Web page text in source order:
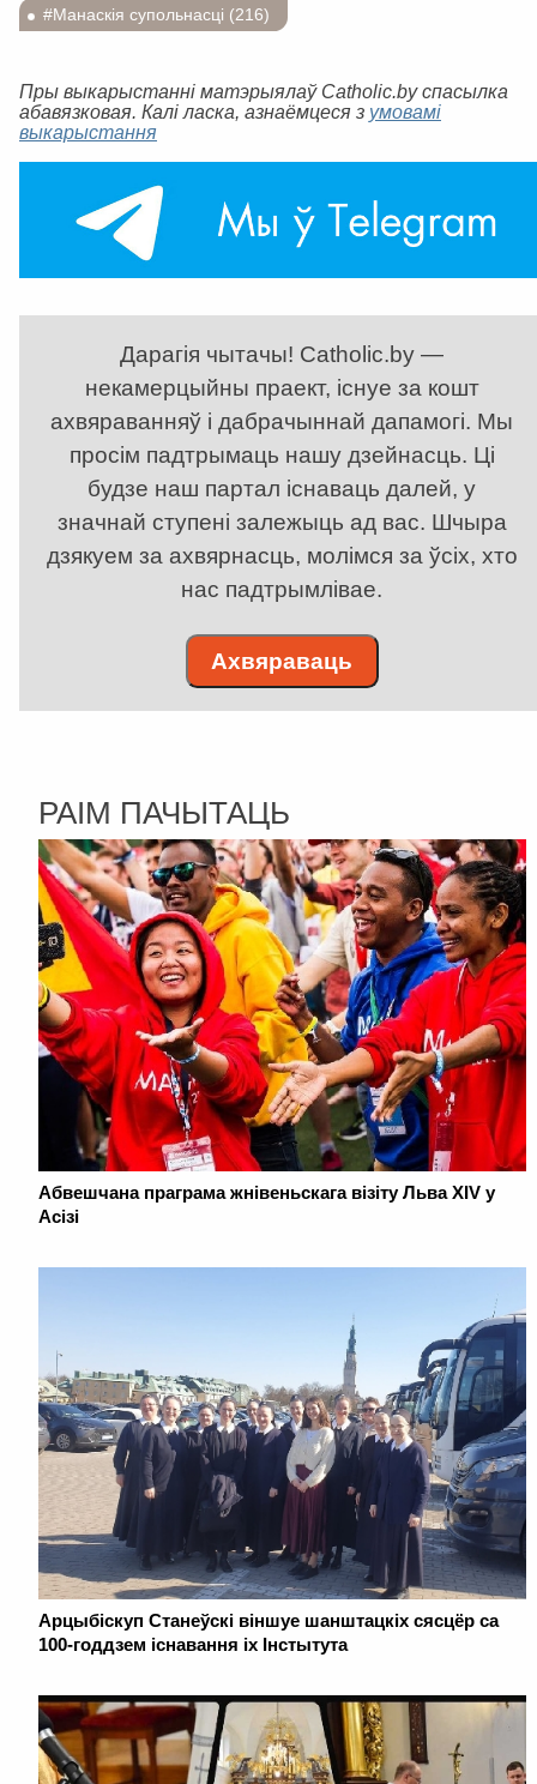
#Манаскія супольнасці (216)
Пры выкарыстанні матэрыялаў Catholic.by спасылка
абавязковая. Калі ласка, азнаёмцеся з умовамі
выкарыстання
Дарагія чытачы! Catholic.by —
некамерцыйны праект, існуе за кошт
ахвяраванняў і дабрачыннай дапамогі. Мы
просім падтрымаць нашу дзейнасць. Ці
будзе наш партал існаваць далей, у
значнай ступені залежыць ад вас. Шчыра
дзякуем за ахвярнасць, молімся за ўсіх, хто
нас падтрымлівае.
Ахвяраваць
РАІМ ПАЧЫТАЦЬ
Абвешчана праграма жнівеньскага візіту Льва XIV у
Асізі
Арцыбіскуп Станеўскі віншуе шанштацкіх сясцёр са
100-годдзем існавання іх Інстытута